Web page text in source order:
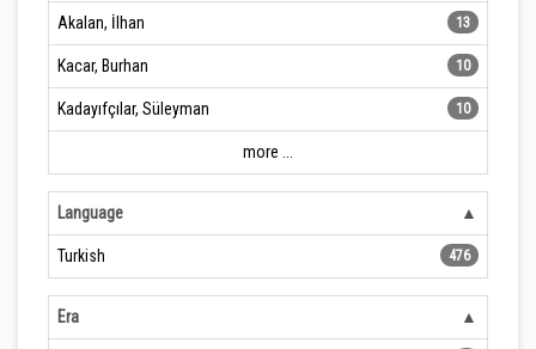
Akalan, İlhan 13
Kacar, Burhan 10
Kadayıfçılar, Süleyman 10
more ...
Language
Turkish 476
Era